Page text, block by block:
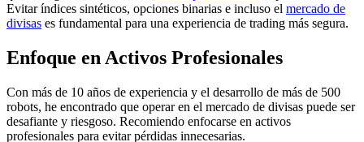
Evitar índices sintéticos, opciones binarias e incluso el mercado de
divisas es fundamental para una experiencia de trading más segura.
Enfoque en Activos Profesionales
Con más de 10 años de experiencia y el desarrollo de más de 500
robots, he encontrado que operar en el mercado de divisas puede ser
desafiante y riesgoso. Recomiendo enfocarse en activos
profesionales para evitar pérdidas innecesarias.